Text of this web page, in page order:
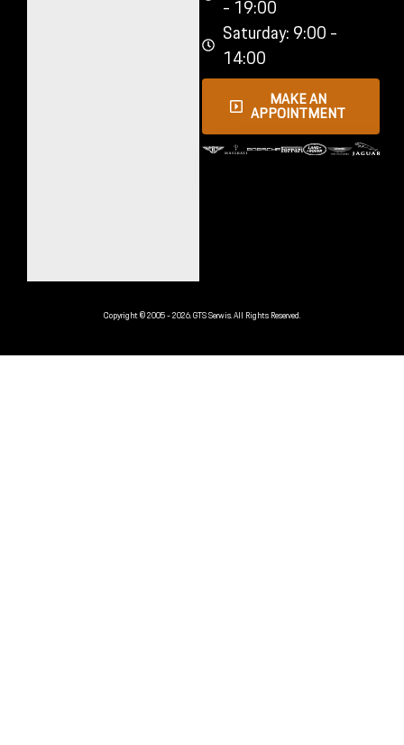
- 19:00
Saturday: 9:00 -
14:00
MAKE AN
APPOINTMENT
Copyright © 2005 - 2026. GTS Serwis. All Rights Reserved.